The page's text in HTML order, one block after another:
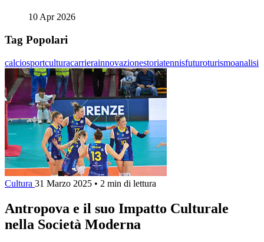
10 Apr 2026
Tag Popolari
calciosportculturacarrierainnovazionestoriatennisfuturoturismoanalisi
Cultura 31 Marzo 2025 • 2 min di lettura
Antropova e il suo Impatto Culturale
nella Società Moderna